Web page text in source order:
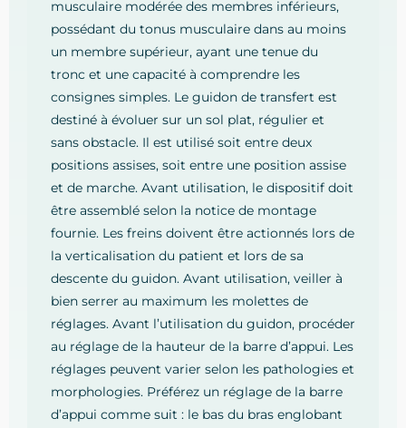
musculaire modérée des membres inférieurs,
possédant du tonus musculaire dans au moins
un membre supérieur, ayant une tenue du
tronc et une capacité à comprendre les
consignes simples. Le guidon de transfert est
destiné à évoluer sur un sol plat, régulier et
sans obstacle. Il est utilisé soit entre deux
positions assises, soit entre une position assise
et de marche. Avant utilisation, le dispositif doit
être assemblé selon la notice de montage
fournie. Les freins doivent être actionnés lors de
la verticalisation du patient et lors de sa
descente du guidon. Avant utilisation, veiller à
bien serrer au maximum les molettes de
réglages. Avant l’utilisation du guidon, procéder
au réglage de la hauteur de la barre d’appui. Les
réglages peuvent varier selon les pathologies et
morphologies. Préférez un réglage de la barre
d’appui comme suit : le bas du bras englobant